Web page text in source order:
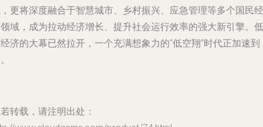
更将深度融合于智慧城市、乡村振兴、应急管理等多个国民经
域，成为拉动经济增长、提升社会运行效率的强大新引擎。低
济的大幕已然拉开，一个充满想象力的“低空翔”时代正加速到
转载，请注明出处：